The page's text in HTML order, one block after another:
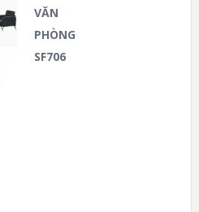
VĂN
PHÒNG
SF706